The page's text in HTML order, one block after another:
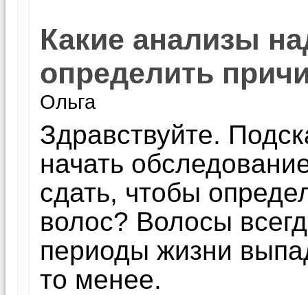
Какие анализы
определить
Ольга
Здравствуйте.
начать
сдать, чтобы
волос? Волосы
периоды жизни
то менее.